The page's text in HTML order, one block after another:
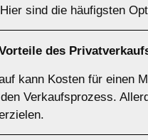
sind die häufigsten
des
kann Kosten für einen
Verkaufsprozess.